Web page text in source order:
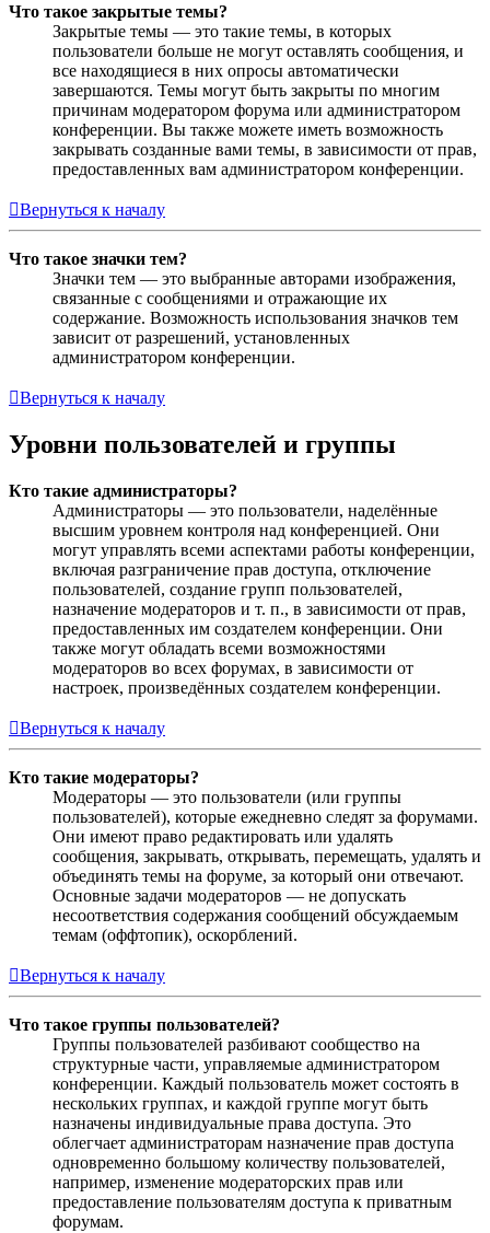
Что такое закрытые темы?
Закрытые темы — это такие темы, в которых
пользователи больше не могут оставлять сообщения, и
все находящиеся в них опросы автоматически
завершаются. Темы могут быть закрыты по многим
причинам модератором форума или администратором
конференции. Вы также можете иметь возможность
закрывать созданные вами темы, в зависимости от прав,
предоставленных вам администратором конференции.
Вернуться к началу
Что такое значки тем?
Значки тем — это выбранные авторами изображения,
связанные с сообщениями и отражающие их
содержание. Возможность использования значков тем
зависит от разрешений, установленных
администратором конференции.
Вернуться к началу
Уровни пользователей и группы
Кто такие администраторы?
Администраторы — это пользователи, наделённые
высшим уровнем контроля над конференцией. Они
могут управлять всеми аспектами работы конференции,
включая разграничение прав доступа, отключение
пользователей, создание групп пользователей,
назначение модераторов и т. п., в зависимости от прав,
предоставленных им создателем конференции. Они
также могут обладать всеми возможностями
модераторов во всех форумах, в зависимости от
настроек, произведённых создателем конференции.
Вернуться к началу
Кто такие модераторы?
Модераторы — это пользователи (или группы
пользователей), которые ежедневно следят за форумами.
Они имеют право редактировать или удалять
сообщения, закрывать, открывать, перемещать, удалять и
объединять темы на форуме, за который они отвечают.
Основные задачи модераторов — не допускать
несоответствия содержания сообщений обсуждаемым
темам (оффтопик), оскорблений.
Вернуться к началу
Что такое группы пользователей?
Группы пользователей разбивают сообщество на
структурные части, управляемые администратором
конференции. Каждый пользователь может состоять в
нескольких группах, и каждой группе могут быть
назначены индивидуальные права доступа. Это
облегчает администраторам назначение прав доступа
одновременно большому количеству пользователей,
например, изменение модераторских прав или
предоставление пользователям доступа к приватным
форумам.